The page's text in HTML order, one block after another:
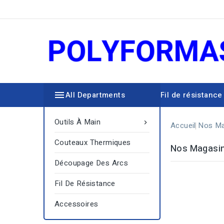
Fil de résistance
All Departments

Outils À Main
Couteaux Thermiques
Découpage Des Arcs
Fil De Résistance
Accessoires
Accueil Nos
Nos